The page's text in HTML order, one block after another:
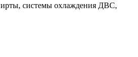
системы охлаждения ДВС,